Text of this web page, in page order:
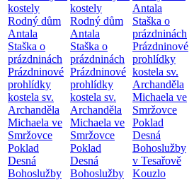
kostely
Rodný dům
Antala
Staška o
prázdninách
Prázdninové
prohlídky
kostela sv.
Archanděla
Michaela ve
Smržovce
Poklad
Desná
Bohoslužby
kostely
Rodný dům
Antala
Staška o
prázdninách
Prázdninové
prohlídky
kostela sv.
Archanděla
Michaela ve
Smržovce
Poklad
Desná
Bohoslužby
Antala
Staška o
prázdninách
Prázdninové
prohlídky
kostela sv.
Archanděla
Michaela ve
Smržovce
Poklad
Desná
Bohoslužby
v Tesařově
Kouzlo